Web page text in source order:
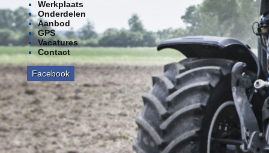
Werkplaats
Onderdelen
Aanbod
GPS
Vacatures
Contact
Facebook